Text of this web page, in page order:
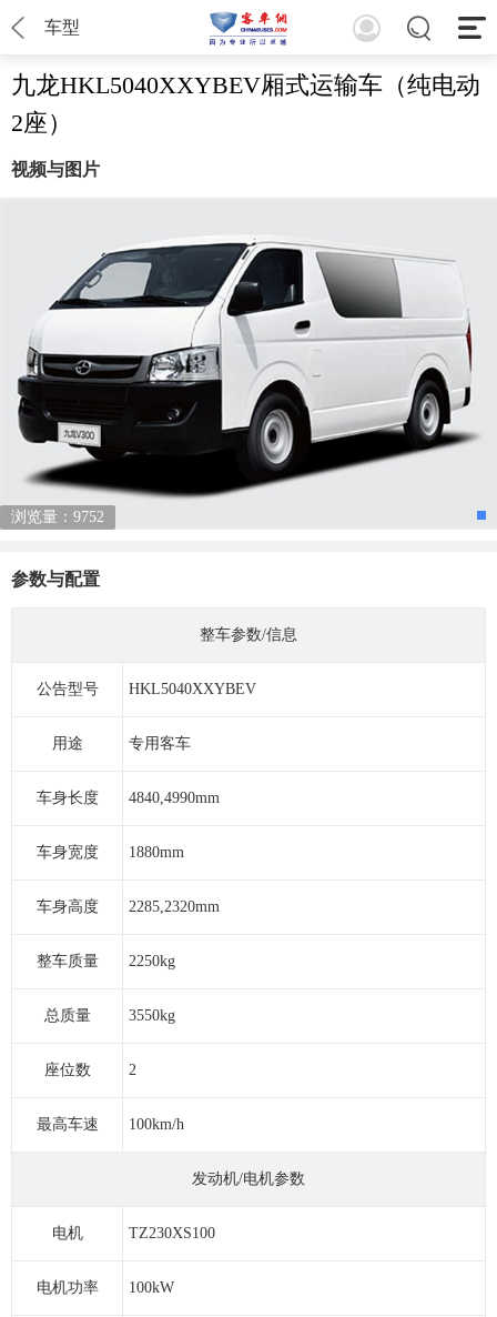
车型
九龙HKL5040XXYBEV厢式运输车（纯电动
2座）
视频与图片
浏览量：9752
参数与配置
整车参数/信息
公告型号 HKL5040XXYBEV
用途 专用客车
车身长度 4840,4990mm
车身宽度 1880mm
车身高度 2285,2320mm
整车质量 2250kg
总质量 3550kg
座位数 2
最高车速 100km/h
发动机/电机参数
电机 TZ230XS100
电机功率 100kW